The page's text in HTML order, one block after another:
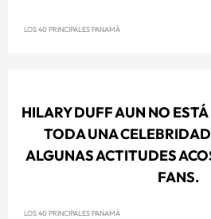
LOS 40 PRINCIPALES PANAMÁ
HILARY DUFF AUN NO
TODA UNA
ALGUNAS ACTITUDES
FANS.
LOS 40 PRINCIPALES PANAMÁ